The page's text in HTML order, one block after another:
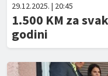
29.12.2025. | 20:45
1.500 KM za
godini